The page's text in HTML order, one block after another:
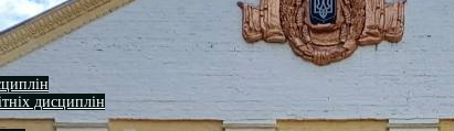
дисциплін